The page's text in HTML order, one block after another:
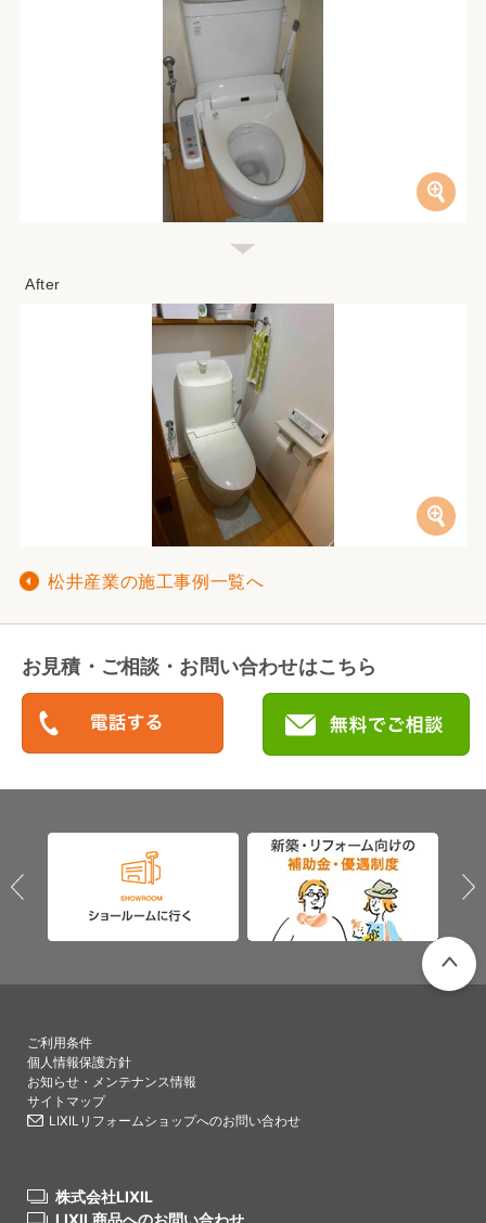
松井産業の施工事例一覧へ
お見積・ご相談・お問い合わせはこちら
ご利用条件
個人情報保護方針
お知らせ・メンテナンス情報
サイトマップ
LIXILリフォームショップへのお問い合わせ
株式会社LIXIL